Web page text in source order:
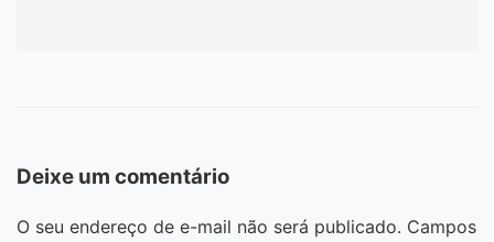
Deixe um comentário
O seu endereço de e-mail não será publicado. Campos